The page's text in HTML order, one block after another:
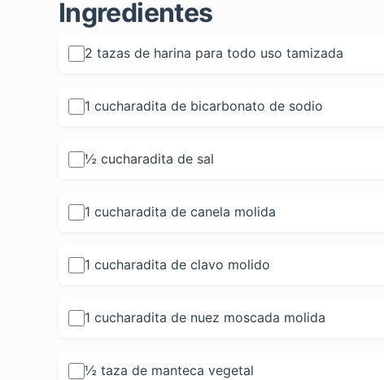
Ingredientes
2 tazas de harina para todo uso tamizada
1 cucharadita de bicarbonato de sodio
½ cucharadita de sal
1 cucharadita de canela molida
1 cucharadita de clavo molido
1 cucharadita de nuez moscada molida
½ taza de manteca vegetal